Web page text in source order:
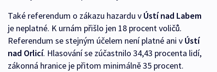
Také referendum o zákazu hazardu v Ústí nad Labem
je neplatné. K urnám přišlo jen 18 procent voličů.
Referendum se stejným účelem není platné ani v Ústí
nad Orlicí. Hlasování se zúčastnilo 34,43 procenta lidí,
zákonná hranice je přitom minimálně 35 procent.